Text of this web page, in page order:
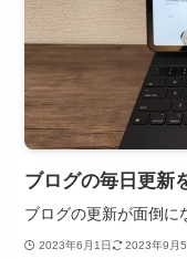
ブログの毎日更新
ブログの更新が面倒に
2023年6月1日 2023年9月5